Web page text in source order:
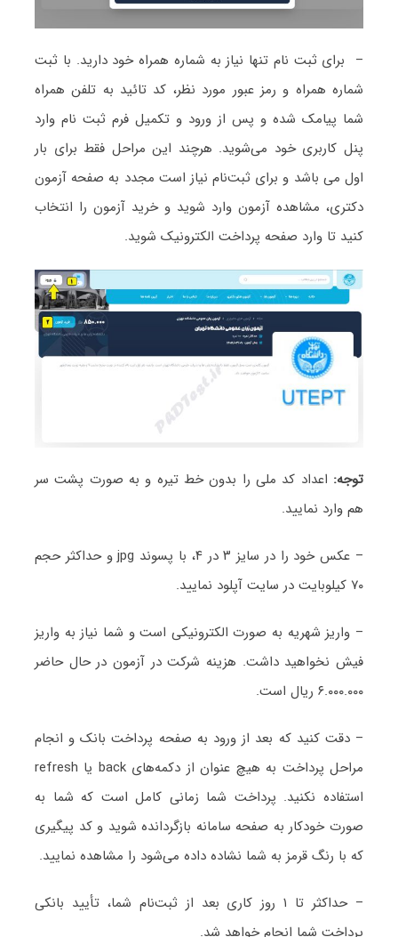
– برای ثبت نام تنها نیاز به شماره همراه خود دارید. با ثبت
شماره همراه و رمز عبور مورد نظر، کد تائید به تلفن همراه
شما پیامک شده و پس از ورود و تکمیل فرم ثبت نام وارد
پنل کاربری خود می‌شوید. هرچند این مراحل فقط برای بار
اول می باشد و برای ثبت‌نام‌ نیاز است مجدد به صفحه آزمون
دکتری، مشاهده آزمون وارد شوید و خرید آزمون را انتخاب
کنید تا وارد صفحه پرداخت الکترونیک شوید.
توجه: اعداد کد ملی را بدون خط تیره و به صورت پشت سر
هم وارد نمایید.
– عکس خود را در سایز ۳ در ۴، با پسوند jpg و حداکثر حجم
۷۰ کیلوبایت در سایت آپلود نمایید.
– واریز شهریه به صورت الکترونیکی است و شما نیاز به واریز
فیش نخواهید داشت. هزینه شرکت در آزمون در حال حاضر
۶.۰۰۰.۰۰۰ ریال است.
– دقت کنید که بعد از ورود به صفحه پرداخت بانک و انجام
مراحل پرداخت به هیچ عنوان از دکمه‌های back یا refresh
استفاده نکنید. پرداخت شما زمانی کامل است که شما به
صورت خودکار به صفحه سامانه بازگردانده شوید و کد پیگیری
که با رنگ قرمز به شما نشاده داده می‌شود را مشاهده نمایید.
– حداکثر تا ۱ روز کاری بعد از ثبت‌نام شما، تأیید بانکی
پرداخت شما انجام خواهد شد.